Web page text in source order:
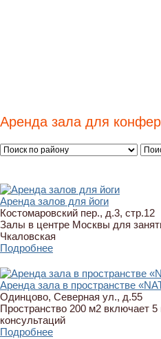
Аренда зала для
Аренда залов для йоги
Костомаровский пер., д.3, стр.12
Залы в центре Москвы для
Чкаловская
Подробнее
Аренда зала в пространстве
Одинцово, Северная ул., д.55
Пространство 200 м2 включает
консультаций
Подробнее